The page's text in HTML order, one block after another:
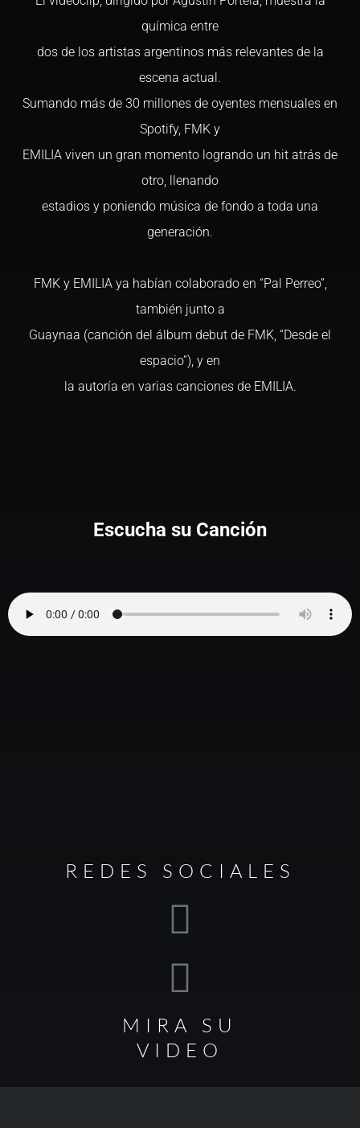
química entre
dos de los artistas argentinos más relevantes de la
escena actual.
Sumando más de 30 millones de oyentes mensuales en
Spotify, FMK y
EMILIA viven un gran momento logrando un hit atrás de
otro, llenando
estadios y poniendo música de fondo a toda una
generación.
FMK y EMILIA ya habían colaborado en “Pal Perreo”,
también junto a
Guaynaa (canción del álbum debut de FMK, “Desde el
espacio”), y en
la autoría en varias canciones de EMILIA.
Escucha su Canción
REDES SOCIALES
MIRA SU
VIDEO